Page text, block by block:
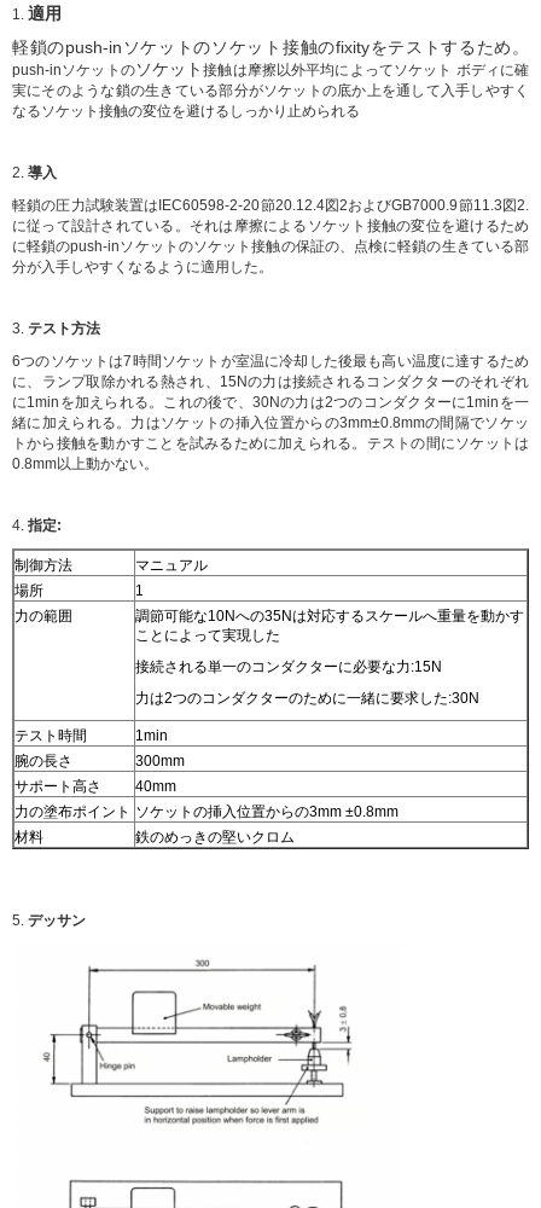
1. 適用
軽鎖のpush-inソケットのソケット接触のfixityをテストするため。
push-inソケットのソケット接触は摩擦以外平均によってソケット ボディに確
実にそのような鎖の生きている部分がソケットの底か上を通して入手しやすく
なるソケット接触の変位を避けるしっかり止められる
2. 導入
軽鎖の圧力試験装置はIEC60598-2-20節20.12.4図2およびGB7000.9節11.3図2.
に従って設計されている。それは摩擦によるソケット接触の変位を避けるため
に軽鎖のpush-inソケットのソケット接触の保証の、点検に軽鎖の生きている部
分が入手しやすくなるように適用した。
3. テスト方法
6つのソケットは7時間ソケットが室温に冷却した後最も高い温度に達するため
に、ランプ取除かれる熱され、15Nの力は接続されるコンダクターのそれぞれ
に1minを加えられる。これの後で、30Nの力は2つのコンダクターに1minを一
緒に加えられる。力はソケットの挿入位置からの3mm±0.8mmの間隔でソケッ
トから接触を動かすことを試みるために加えられる。テストの間にソケットは
0.8mm以上動かない。
4. 指定:
制御方法
マニュアル
場所
1
力の範囲
調節可能な10Nへの35Nは対応するスケールへ重量を動かす
ことによって実現した
接続される単一のコンダクターに必要な力:15N
力は2つのコンダクターのために一緒に要求した:30N
テスト時間
1min
腕の長さ
300mm
サポート高さ
40mm
力の塗布ポイント ソケットの挿入位置からの3mm ±0.8mm
材料
鉄のめっきの堅いクロム
5. デッサン